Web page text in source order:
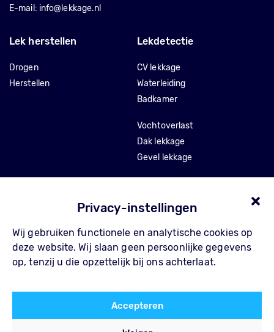
Privacy-instellingen
Wij gebruiken functionele en analytische cookies op
deze website. Wij slaan geen persoonlijke gegevens
op, tenzij u die opzettelijk bij ons achterlaat.
Accepteren
E-mail: info@lekkage.nl
Lekdetectie
CV lekkage
Waterleiding
Badkamer
Vochtoverlast
Dak lekkage
Gevel lekkage
Lek herstellen
Drogen
Herstellen
Over Pompe
Waarom Pompe
Referenties
Blog
Contact
FAQ
Algemene voorwaarden